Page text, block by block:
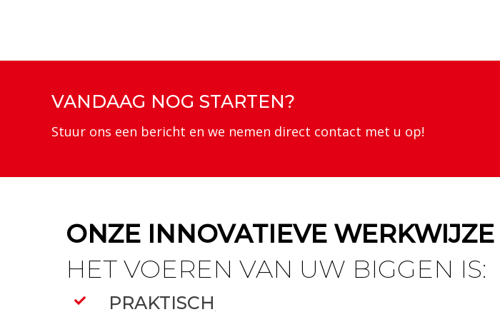
VANDAAG NOG STARTEN?
Stuur ons een bericht en we nemen direct contact met u op!
ONZE INNOVATIEVE WERKWIJZE
HET VOEREN VAN UW BIGGEN IS:
PRAKTISCH